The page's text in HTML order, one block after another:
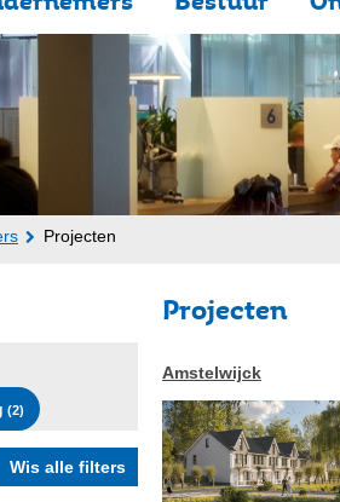
Projecten
Projecten
Amstelwijck
(2)